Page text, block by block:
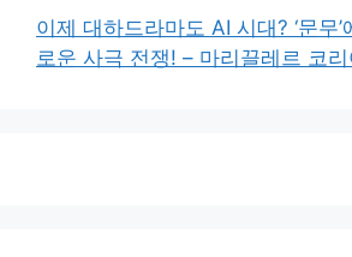
이제 대하드라마도 AI 시대? ‘문무
로운 사극 전쟁! – 마리끌레르 코